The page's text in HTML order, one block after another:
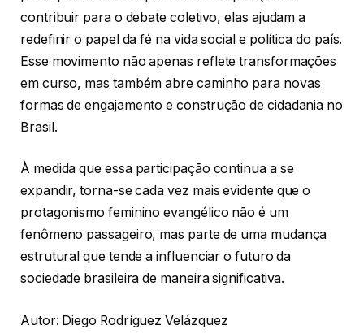
contribuir para o debate coletivo, elas ajudam a
redefinir o papel da fé na vida social e política do país.
Esse movimento não apenas reflete transformações
em curso, mas também abre caminho para novas
formas de engajamento e construção de cidadania no
Brasil.
À medida que essa participação continua a se
expandir, torna-se cada vez mais evidente que o
protagonismo feminino evangélico não é um
fenômeno passageiro, mas parte de uma mudança
estrutural que tende a influenciar o futuro da
sociedade brasileira de maneira significativa.
Autor: Diego Rodríguez Velázquez